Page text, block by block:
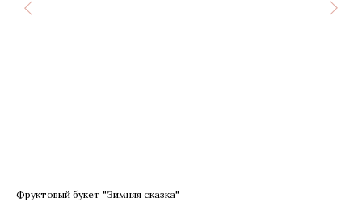
Фруктовый букет "Зимняя сказка"